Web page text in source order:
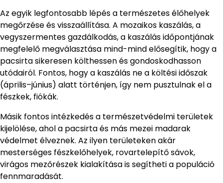
Az egyik legfontosabb lépés a természetes élőhelyek
megőrzése és visszaállítása. A mozaikos kaszálás, a
vegyszermentes gazdálkodás, a kaszálás időpontjának
megfelelő megválasztása mind-mind elősegítik, hogy a
pacsirta sikeresen költhessen és gondoskodhasson
utódairól. Fontos, hogy a kaszálás ne a költési időszak
(április–június) alatt történjen, így nem pusztulnak el a
fészkek, fiókák.
Másik fontos intézkedés a természetvédelmi területek
kijelölése, ahol a pacsirta és más mezei madarak
védelmet élveznek. Az ilyen területeken akár
mesterséges fészkelőhelyek, rovartelepítő sávok,
virágos mezőrészek kialakítása is segítheti a populáció
fennmaradását.